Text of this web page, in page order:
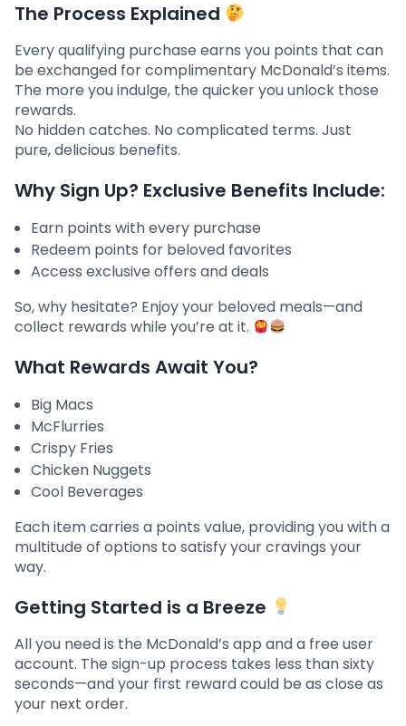
The Process Explained
Every qualifying purchase earns you points that can
be exchanged for complimentary McDonald’s items.
The more you indulge, the quicker you unlock those
rewards.
No hidden catches. No complicated terms. Just
pure, delicious benefits.
Why Sign Up? Exclusive Benefits Include:
Earn points with every purchase
Redeem points for beloved favorites
Access exclusive offers and deals
So, why hesitate? Enjoy your beloved meals—and
collect rewards while you’re at it.
What Rewards Await You?
Big Macs
McFlurries
Crispy Fries
Chicken Nuggets
Cool Beverages
Each item carries a points value, providing you with a
multitude of options to satisfy your cravings your
way.
Getting Started is a Breeze
All you need is the McDonald’s app and a free user
account. The sign-up process takes less than sixty
seconds—and your first reward could be as close as
your next order.